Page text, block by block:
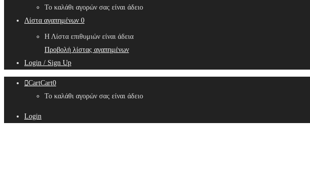
Το καλάθι αγορών σας είναι άδειο
Λίστα αγαπημένων 0
Η Λίστα επιθυμιών είναι άδεια
Προβολή λίστας αγαπημένων
Login / Sign Up
CartCart0
Το καλάθι αγορών σας είναι άδειο
Login